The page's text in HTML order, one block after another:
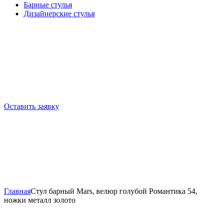
Барные cтулья
Дизайнерские cтулья
Оставить заявку
ГлавнаяСтул барный Mars, велюр голубой Романтика 54,
ножки металл золото